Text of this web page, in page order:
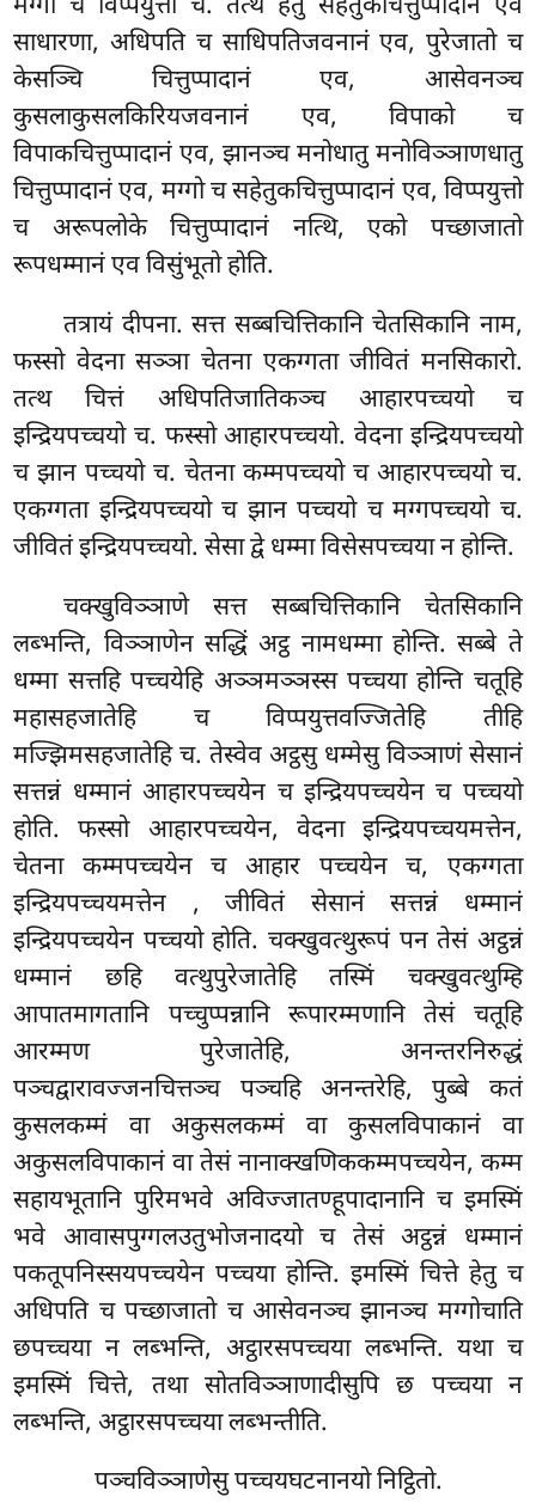
मग्गो च विप्पयुत्तो च. तत्थ हेतु सहेतुकचित्तुप्पादानं एव
साधारणा, अधिपति च साधिपतिजवनानं एव, पुरेजातो च
केसञ्चि चित्तुप्पादानं एव, आसेवनञ्च
कुसलाकुसलकिरियजवनानं एव, विपाको च
विपाकचित्तुप्पादानं एव, झानञ्च मनोधातु मनोविञ्ञाणधातु
चित्तुप्पादानं एव, मग्गो च सहेतुकचित्तुप्पादानं एव, विप्पयुत्तो
च अरूपलोके चित्तुप्पादानं नत्थि, एको पच्छाजातो
रूपधम्मानं एव विसुंभूतो होति.
तत्रायं दीपना. सत्त सब्बचित्तिकानि चेतसिकानि नाम,
फस्सो वेदना सञ्ञा चेतना एकग्गता जीवितं मनसिकारो.
तत्थ चित्तं अधिपतिजातिकञ्च आहारपच्चयो च
इन्द्रियपच्चयो च. फस्सो आहारपच्चयो. वेदना इन्द्रियपच्चयो
च झान पच्चयो च. चेतना कम्मपच्चयो च आहारपच्चयो च.
एकग्गता इन्द्रियपच्चयो च झान पच्चयो च मग्गपच्चयो च.
जीवितं इन्द्रियपच्चयो. सेसा द्वे धम्मा विसेसपच्चया न होन्ति.
चक्खुविञ्ञाणे सत्त सब्बचित्तिकानि चेतसिकानि
लब्भन्ति, विञ्ञाणेन सद्धिं अट्ठ नामधम्मा होन्ति. सब्बे ते
धम्मा सत्तहि पच्चयेहि अञ्ञमञ्ञस्स पच्चया होन्ति चतूहि
महासहजातेहि च विप्पयुत्तवज्जितेहि तीहि
मज्झिमसहजातेहि च. तेस्वेव अट्ठसु धम्मेसु विञ्ञाणं सेसानं
सत्तन्नं धम्मानं आहारपच्चयेन च इन्द्रियपच्चयेन च पच्चयो
होति. फस्सो आहारपच्चयेन, वेदना इन्द्रियपच्चयमत्तेन,
चेतना कम्मपच्चयेन च आहार पच्चयेन च, एकग्गता
इन्द्रियपच्चयमत्तेन , जीवितं सेसानं सत्तन्नं धम्मानं
इन्द्रियपच्चयेन पच्चयो होति. चक्खुवत्थुरूपं पन तेसं अट्ठन्नं
धम्मानं छहि वत्थुपुरेजातेहि तस्मिं चक्खुवत्थुम्हि
आपातमागतानि पच्चुप्पन्नानि रूपारम्मणानि तेसं चतूहि
आरम्मण पुरेजातेहि, अनन्तरनिरुद्धं
पञ्चद्वारावज्जनचित्तञ्च पञ्चहि अनन्तरेहि, पुब्बे कतं
कुसलकम्मं वा अकुसलकम्मं वा कुसलविपाकानं वा
अकुसलविपाकानं वा तेसं नानाक्खणिककम्मपच्चयेन, कम्म
सहायभूतानि पुरिमभवे अविज्जातण्हूपादानानि च इमस्मिं
भवे आवासपुग्गलउतुभोजनादयो च तेसं अट्ठन्नं धम्मानं
पकतूपनिस्सयपच्चयेन पच्चया होन्ति. इमस्मिं चित्ते हेतु च
अधिपति च पच्छाजातो च आसेवनञ्च झानञ्च मग्गोचाति
छपच्चया न लब्भन्ति, अट्ठारसपच्चया लब्भन्ति. यथा च
इमस्मिं चित्ते, तथा सोतविञ्ञाणादीसुपि छ पच्चया न
लब्भन्ति, अट्ठारसपच्चया लब्भन्तीति.
पञ्चविञ्ञाणेसु पच्चयघटनानयो निट्ठितो.